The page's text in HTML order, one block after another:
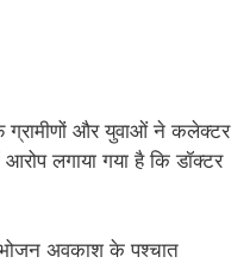
ग्रामीणों और युवाओं ने कलेक्टर
लगाया गया है कि डॉक्टर
भोजन अवकाश के पश्चात